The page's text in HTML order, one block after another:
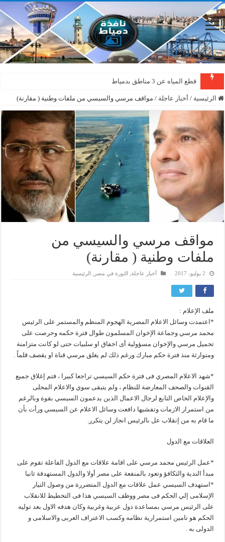
قطع المياه عن 3 مناطق بدمياط
دمياط : سقوط شجرة على الأسلاك الكهربائية بمنطقة المطرى
الرئيسية / أخبار عاجلة / مواقف مرسي والسيسي من ملفات وطنية ( مقارنة)
مواقف مرسي والسيسي من
ملفات وطنية ( مقارنة)
2 يوليو، 2017 أخبار عاجلة الثورة في مصر الرئيسية
ملف الإعلام :
*اعتمدت وسائل الاعلام المصرية الهجوم المنظم والمستمر على الرئيس
محمد مرسي وجماعة الإخوان المسلمون طوال فترة حكمه وحرصت على
تحميل مرسي والإخوان مسؤولية أى اخفاق او سلبيات حتى لو كانت متزامنة
ومتوارثة منذ فترة حكم مبارك ورغم ذلك لم يغلق مرسي قناة او يقصف قلماً .
*شهد الاعلام المصري فى فترة حكم السيسي تراجعا كبيرا ، فتم إغلاق جميع
القنوات والصحف المعارضة للنظام ، ولم يتبقى سوي والاعلام المحلى
والإعلام الخاص التابع لرجال الاعمال الذين يدعمون السيسي بقوة وبالرغم
من استمرار الازمات وتفشيها دافعت وسائل الاعلام عن السيسي ورأت بأن
ما قام به من إنقلاب عل ىالرئيس انجاز لن يتكرر.
العلاقات مع الدول
*عمل الرئيس محمد مرسي على اقامة علاقات مع الدول الفاعلة تقوم على
مبدأ الندية والتكافؤ وتعود بالمنفعة على مصر أولا والدول المستهدفة ثانيا
*استهدف السيسي عمل علاقات مع الدول المتضررة من وصول التيار
الإسلامى إلي الحكم فى مصر ووظف السيسي هذا فى التخطيط للانقلاب
على الرئيس مرسي بمساعدة دول عربية وغربية وكان هدفه الاول بعد توليه
الحكم هو تامين استمرارية نظامه وكسب الاعتراف العربى والاسلامى و
الدولى به .